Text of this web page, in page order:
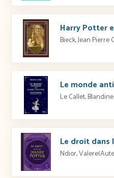
Bieck, Jean
Le Callet,
Le droit dans
Ndior,